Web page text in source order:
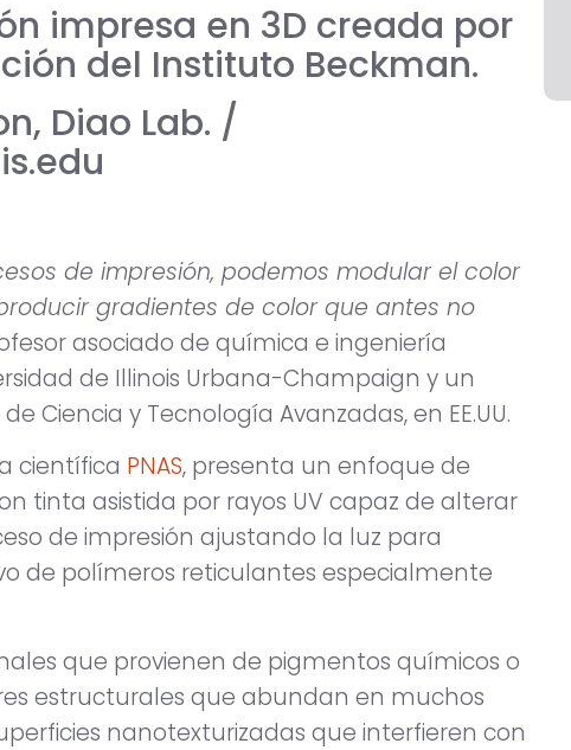
impresa en 3D creada por
del Instituto Beckman.
Diao Lab. /
de impresión, podemos modular el color
gradientes de color que antes no
asociado de química e ingeniería
de Illinois Urbana-Champaign y un
Ciencia y Tecnología Avanzadas, en EE.UU.
científica PNAS, presenta un enfoque de
tinta asistida por rayos UV capaz de alterar
de impresión ajustando la luz para
de polímeros reticulantes especialmente
que provienen de pigmentos químicos o
estructurales que abundan en muchos
nanotexturizadas que interfieren con